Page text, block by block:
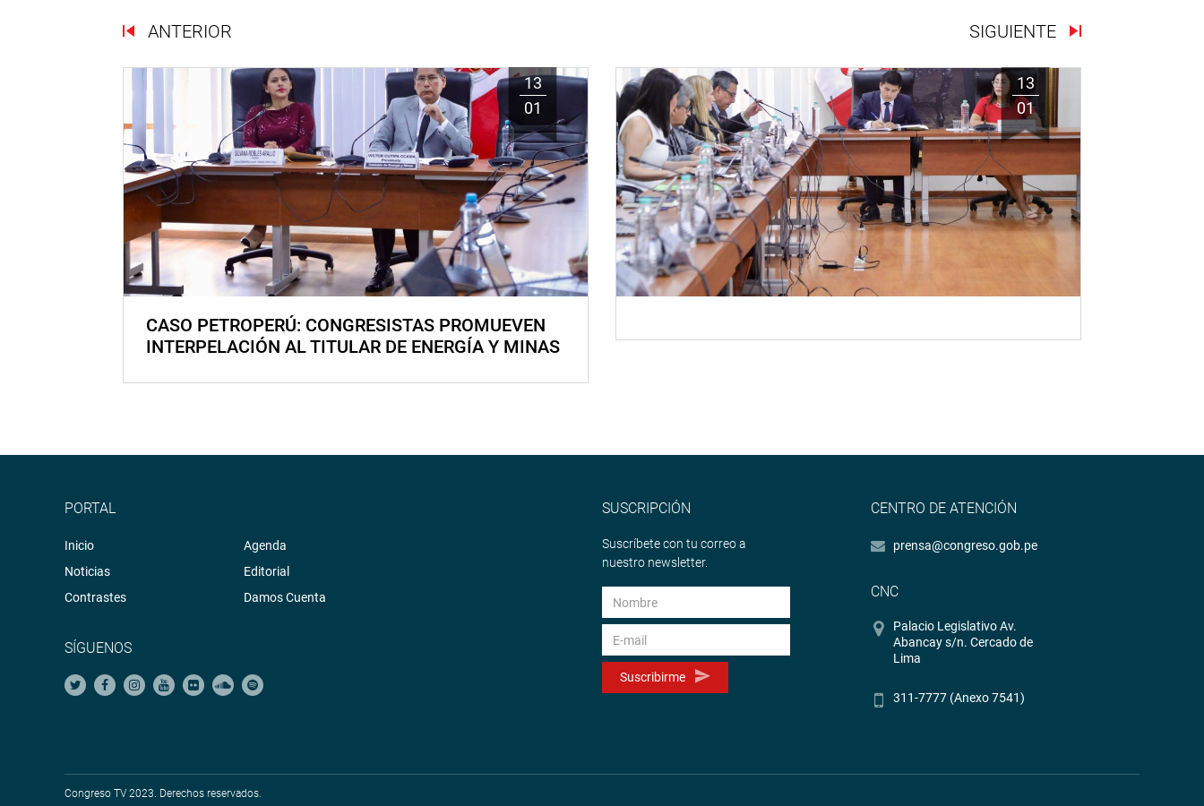
ANTERIOR SIGUIENTE
13
01
CASO PETROPERÚ: CONGRESISTAS PROMUEVEN
INTERPELACIÓN AL TITULAR DE ENERGÍA Y MINAS
13
01
PORTAL
Inicio
Noticias
Contrastes
Agenda
Editorial
Damos Cuenta
SÍGUENOS
SUSCRIPCIÓN
Suscríbete con tu correo a
nuestro newsletter.
Suscribirme
CENTRO DE ATENCIÓN
prensa@congreso.gob.pe
CNC
Palacio Legislativo Av.
Abancay s/n. Cercado de
Lima
311-7777 (Anexo 7541)
Congreso TV 2023. Derechos reservados.